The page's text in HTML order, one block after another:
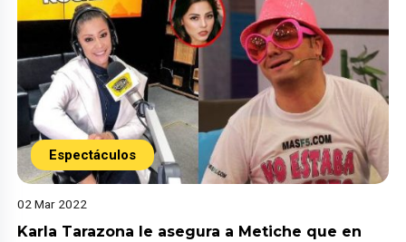
Espectáculos
02 Mar 2022
Karla Tarazona le asegura a Metiche que en